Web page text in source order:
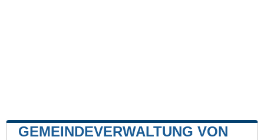
GEMEINDEVERWALTUNG VON